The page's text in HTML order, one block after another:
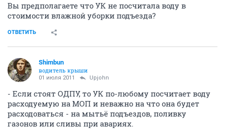
Вы предполагаете что УК не посчитала воду в
стоимости влажной уборки подъезда?
ОТВЕТИТЬ
Shimbun
водитель крыши
01 июля 2011 Upjohn
- Если стоят ОДПУ, то УК по-любому посчитает воду
расходуемую на МОП и неважно на что она будет
расходоваться - на мытьё подъездов, поливку
газонов или сливы при авариях.